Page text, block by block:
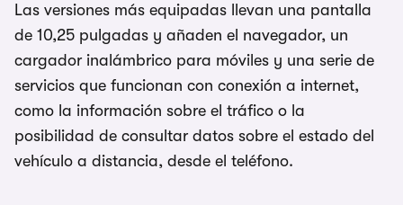
Las versiones más equipadas llevan una pantalla
de 10,25 pulgadas y añaden el navegador, un
cargador inalámbrico para móviles y una serie de
servicios que funcionan con conexión a internet,
como la información sobre el tráfico o la
posibilidad de consultar datos sobre el estado del
vehículo a distancia, desde el teléfono.